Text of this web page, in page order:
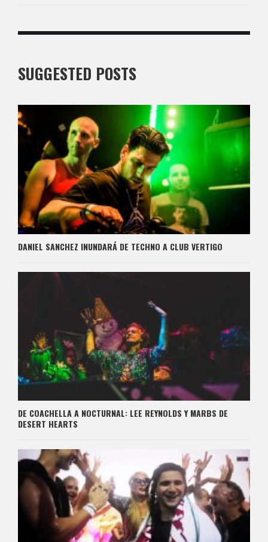
SUGGESTED POSTS
DANIEL SANCHEZ INUNDARÁ DE TECHNO A CLUB VERTIGO
DE COACHELLA A NOCTURNAL: LEE REYNOLDS Y MARBS DE
DESERT HEARTS